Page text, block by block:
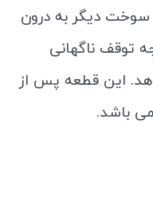
سوخت دیگر به درون
توقف ناگهانی
این قطعه پس از
باشد.